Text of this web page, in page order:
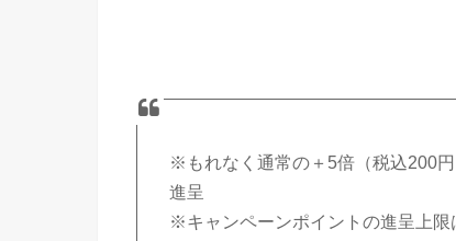
※もれなく通常の＋5倍（税込200
進呈
※キャンペーンポイントの進呈上限